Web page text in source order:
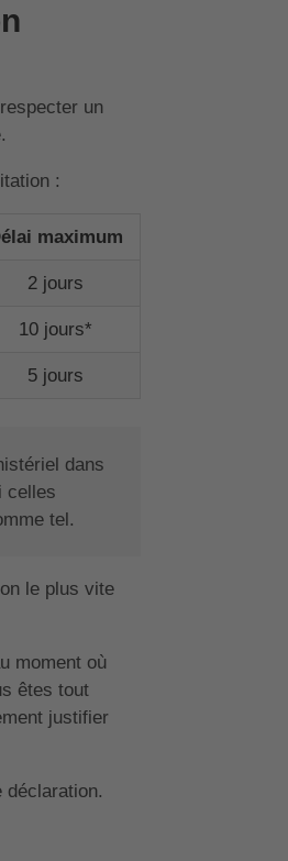
un
:
maximum
2 jours
10 jours*
5 jours
dans
celles
tel.
le plus vite
moment où
êtes tout
justifier
déclaration.